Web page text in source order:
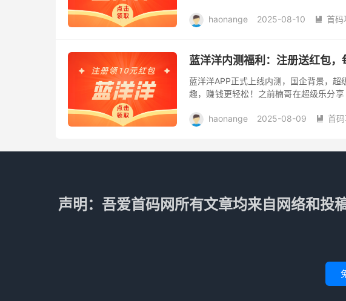
得...
haonange 2025-08-10  首码
蓝洋洋内测福利：注册送红包，
蓝洋洋APP正式上线内测，国企背景，
趣，赚钱更轻松！之前楠哥在超级乐分
通过它...haonange 2025-08-09  首
声明：吾爱首码网所有文章均来自网络和投